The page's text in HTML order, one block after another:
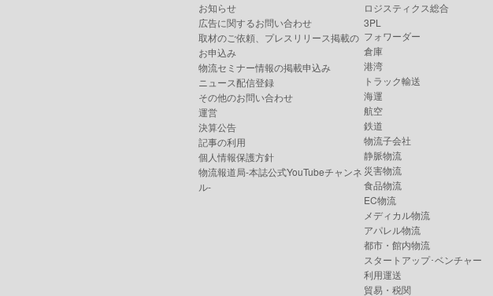
お知らせ
広告に関するお問い合わせ
取材のご依頼、プレスリリース掲載の
お申込み
物流セミナー情報の掲載申込み
ニュース配信登録
その他のお問い合わせ
運営
決算公告
記事の利用
個人情報保護方針
物流報道局-本誌公式YouTubeチャンネ
ル-
ロジスティクス総合
3PL
フォワーダー
倉庫
港湾
トラック輸送
海運
航空
鉄道
物流子会社
静脈物流
災害物流
食品物流
EC物流
メディカル物流
アパレル物流
都市・館内物流
スタートアップ･ベンチャー
利用運送
貿易・税関